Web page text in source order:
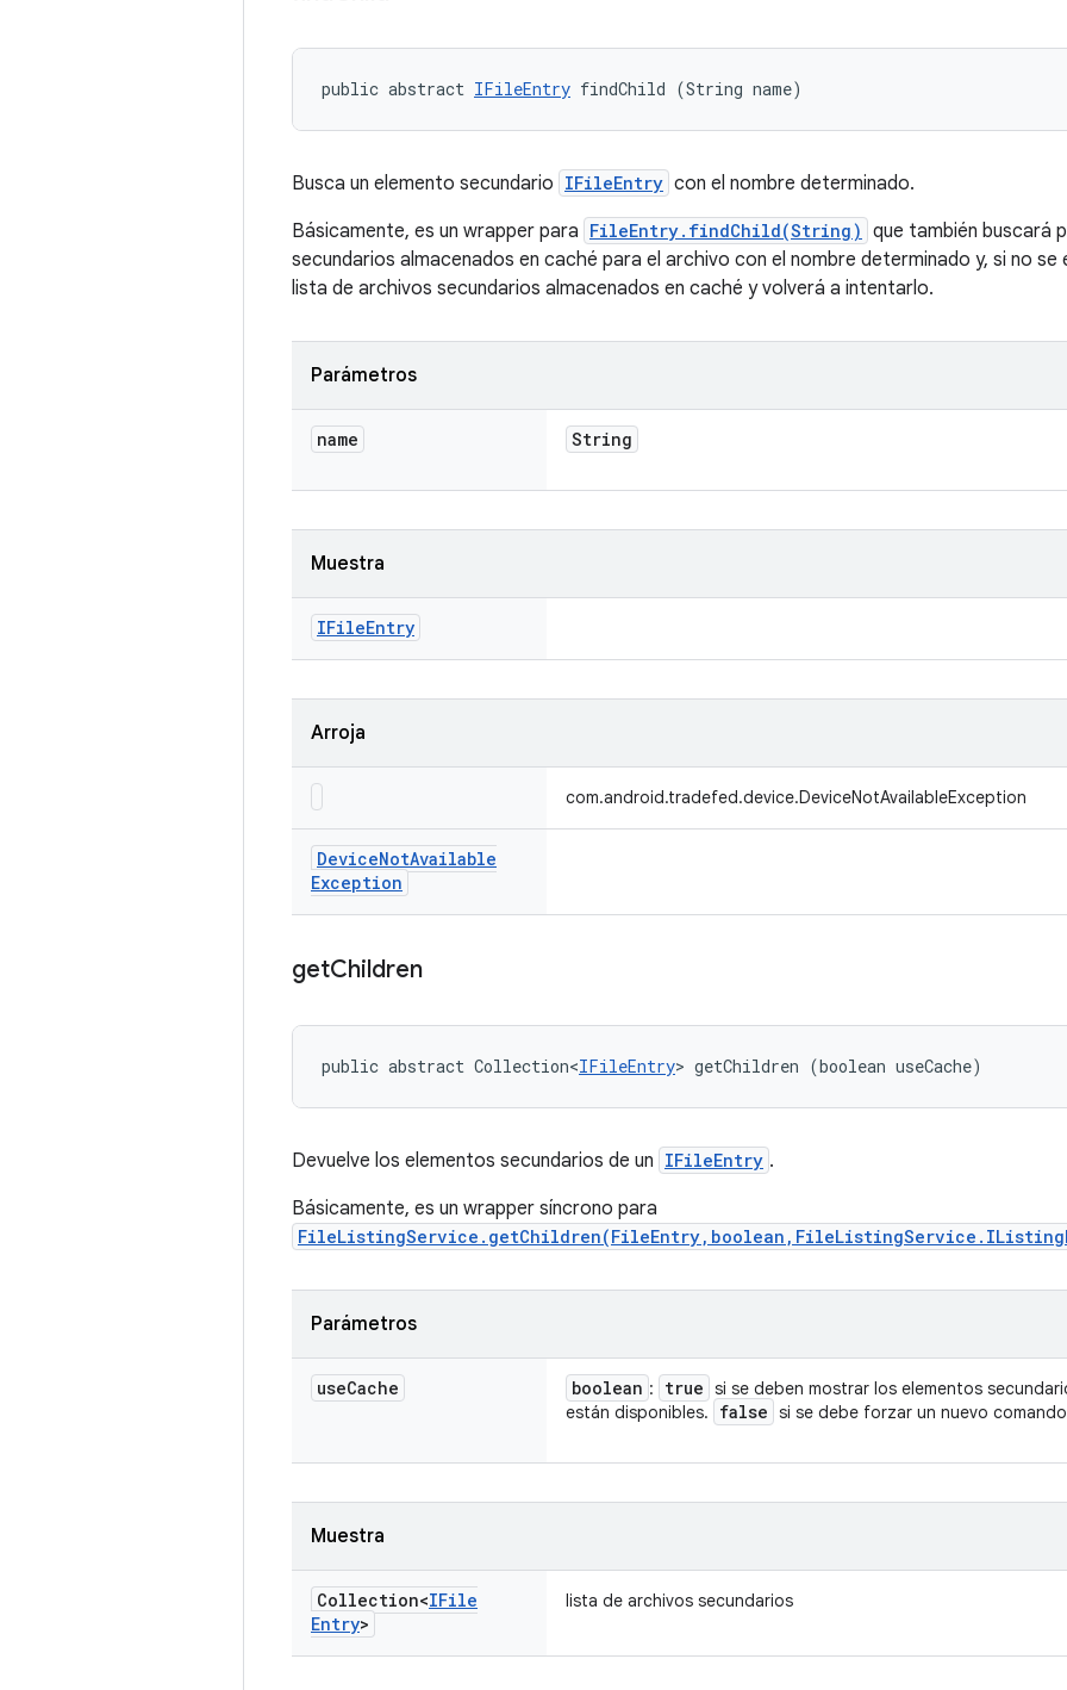
public abstract IFileEntry findChild (String name)
Busca un elemento secundario IFileEntry con el nombre determinado.
Básicamente, es un wrapper para FileEntry.findChild(String) que también buscará
secundarios almacenados en caché para el archivo con el nombre determinado y, si no se
lista de archivos secundarios almacenados en caché y volverá a intentarlo.
Parámetros
name String
Muestra
IFileEntry
Arroja
com.android.tradefed.device.DeviceNotAvailableException
DeviceNotAvailable
Exception
getChildren
public abstract Collection<IFileEntry> getChildren (boolean useCache)
Devuelve los elementos secundarios de un IFileEntry .
Básicamente, es un wrapper síncrono para
Parámetros
useCache boolean : true si se deben mostrar los elementos
están disponibles.
false si se debe forzar un nuevo
Muestra
Collection<IFile
Entry>
lista de archivos secundarios